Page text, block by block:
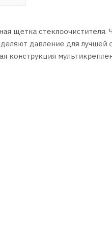
щетка стеклоочистителя.
давление для лучшей
конструкция